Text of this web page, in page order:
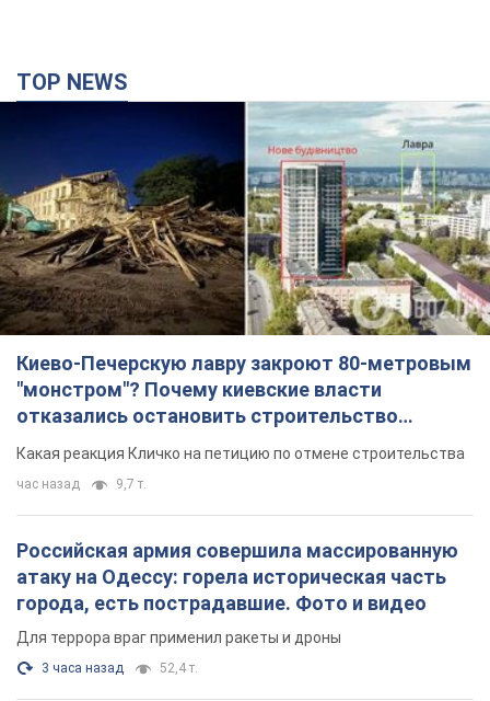
Киево-Печерскую лавру закроют 80-метровым
"монстром"? Почему киевские власти
отказались остановить строительство
небоскреба "московского верующего"
Какая реакция Кличко на петицию по отмене строительства
час назад 9,7 т.
Российская армия совершила массированную
атаку на Одессу: горела историческая часть
города, есть пострадавшие. Фото и видео
Для террора враг применил ракеты и дроны
3 часа назад 52,4 т.
«Они воюют против продовольственной
безопасности мира!» Зеленский заявил, что
ракет, большинство из которых – баллистические
2 часа назад 657